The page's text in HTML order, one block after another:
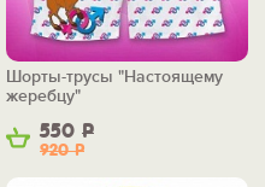
550 Р
920Р
Шорты-трусы "Настоящему
жеребцу"